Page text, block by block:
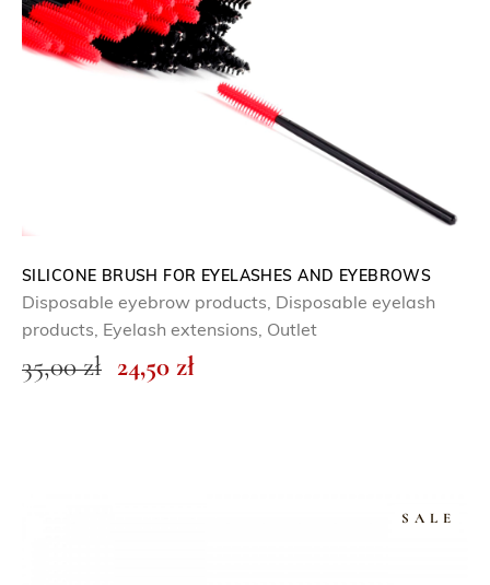
SILICONE BRUSH FOR EYELASHES AND EYEBROWS
Disposable eyebrow products, Disposable eyelash
products, Eyelash extensions, Outlet
35,00zł O
24,50 złC
SALE